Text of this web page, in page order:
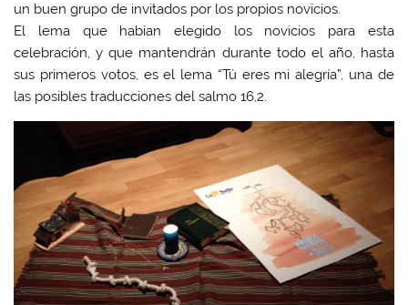
un buen grupo de invitados por los propios novicios.
El lema que habían elegido los novicios para esta
celebración, y que mantendrán durante todo el año, hasta
sus primeros votos, es el lema “Tú eres mi alegría”, una de
las posibles traducciones del salmo 16,2.